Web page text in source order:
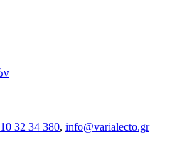
32 34 380, info@varialecto.gr